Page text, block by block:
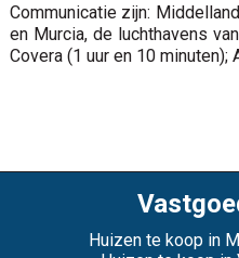
Communicatie zijn:
en Murcia, de luchthavens
Covera (1 uur en 10 minuten);
Huizen te koop in